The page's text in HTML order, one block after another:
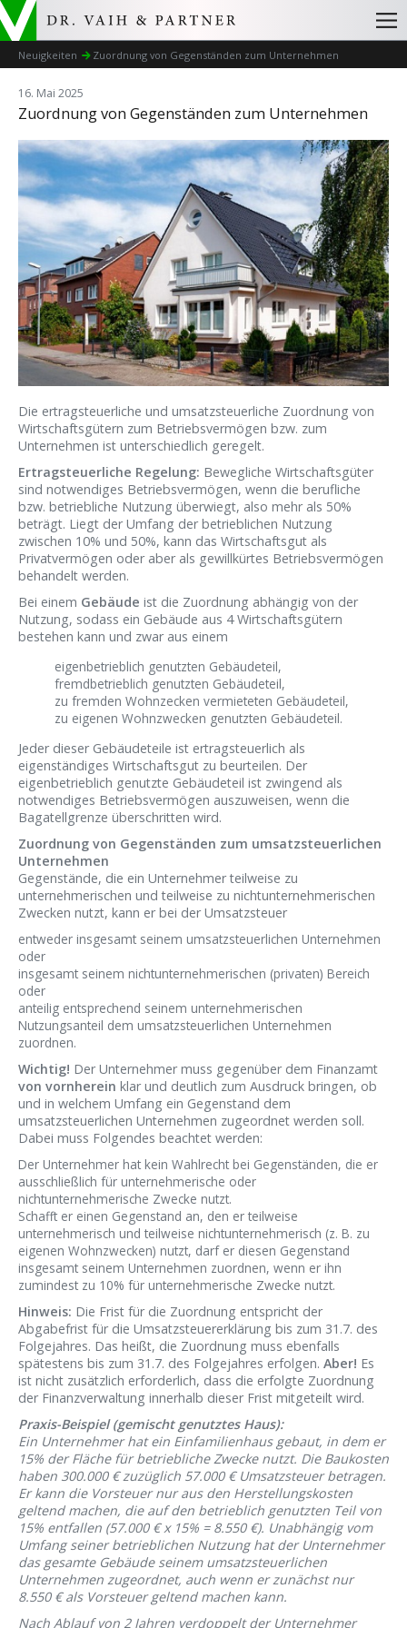
Neuigkeiten Zuordnung von Gegenständen zum Unternehmen
16. Mai 2025
Zuordnung von Gegenständen zum Unternehmen
Die ertragsteuerliche und umsatzsteuerliche Zuordnung von
Wirtschaftsgütern zum Betriebsvermögen bzw. zum
Unternehmen ist unterschiedlich geregelt.
Ertragsteuerliche Regelung: Bewegliche Wirtschaftsgüter
sind notwendiges Betriebsvermögen, wenn die berufliche
bzw. betriebliche Nutzung überwiegt, also mehr als 50%
beträgt. Liegt der Umfang der betrieblichen Nutzung
zwischen 10% und 50%, kann das Wirtschaftsgut als
Privatvermögen oder aber als gewillkürtes Betriebsvermögen
behandelt werden.
Bei einem Gebäude ist die Zuordnung abhängig von der
Nutzung, sodass ein Gebäude aus 4 Wirtschaftsgütern
bestehen kann und zwar aus einem
eigenbetrieblich genutzten Gebäudeteil,
fremdbetrieblich genutzten Gebäudeteil,
zu fremden Wohnzecken vermieteten Gebäudeteil,
zu eigenen Wohnzwecken genutzten Gebäudeteil.
Jeder dieser Gebäudeteile ist ertragsteuerlich als
eigenständiges Wirtschaftsgut zu beurteilen. Der
eigenbetrieblich genutzte Gebäudeteil ist zwingend als
notwendiges Betriebsvermögen auszuweisen, wenn die
Bagatellgrenze überschritten wird.
Zuordnung von Gegenständen zum umsatzsteuerlichen
Unternehmen
Gegenstände, die ein Unternehmer teilweise zu
unternehmerischen und teilweise zu nichtunternehmerischen
Zwecken nutzt, kann er bei der Umsatzsteuer
entweder insgesamt seinem umsatzsteuerlichen Unternehmen
oder
insgesamt seinem nichtunternehmerischen (privaten) Bereich
oder
anteilig entsprechend seinem unternehmerischen
Nutzungsanteil dem umsatzsteuerlichen Unternehmen
zuordnen.
Wichtig! Der Unternehmer muss gegenüber dem Finanzamt
von vornherein klar und deutlich zum Ausdruck bringen, ob
und in welchem Umfang ein Gegenstand dem
umsatzsteuerlichen Unternehmen zugeordnet werden soll.
Dabei muss Folgendes beachtet werden:
Der Unternehmer hat kein Wahlrecht bei Gegenständen, die er
ausschließlich für unternehmerische oder
nichtunternehmerische Zwecke nutzt.
Schafft er einen Gegenstand an, den er teilweise
unternehmerisch und teilweise nichtunternehmerisch (z. B. zu
eigenen Wohnzwecken) nutzt, darf er diesen Gegenstand
insgesamt seinem Unternehmen zuordnen, wenn er ihn
zumindest zu 10% für unternehmerische Zwecke nutzt.
Hinweis: Die Frist für die Zuordnung entspricht der
Abgabefrist für die Umsatzsteuererklärung bis zum 31.7. des
Folgejahres. Das heißt, die Zuordnung muss ebenfalls
spätestens bis zum 31.7. des Folgejahres erfolgen. Aber! Es
ist nicht zusätzlich erforderlich, dass die erfolgte Zuordnung
der Finanzverwaltung innerhalb dieser Frist mitgeteilt wird.
Praxis-Beispiel (gemischt genutztes Haus):
Ein Unternehmer hat ein Einfamilienhaus gebaut, in dem er
15% der Fläche für betriebliche Zwecke nutzt. Die Baukosten
haben 300.000 € zuzüglich 57.000 € Umsatzsteuer betragen.
Er kann die Vorsteuer nur aus den Herstellungskosten
geltend machen, die auf den betrieblich genutzten Teil von
15% entfallen (57.000 € x 15% = 8.550 €). Unabhängig vom
Umfang seiner betrieblichen Nutzung hat der Unternehmer
das gesamte Gebäude seinem umsatzsteuerlichen
Unternehmen zugeordnet, auch wenn er zunächst nur
8.550 € als Vorsteuer geltend machen kann.
Nach Ablauf von 2 Jahren verdoppelt der Unternehmer